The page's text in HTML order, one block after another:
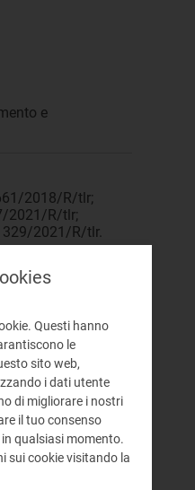
e
2018/R/tlr;
2021/R/tlr;
329/2021/R/tlr.
e
del
Questi hanno
le
sito web,
i dati utente
di migliorare i nostri
il tuo consenso
qualsiasi momento.
sui cookie visitando la